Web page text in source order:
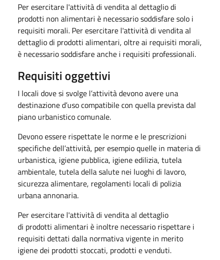
Per esercitare l'attività di vendita al dettaglio di
prodotti non alimentari è necessario soddisfare solo i
requisiti morali. Per esercitare l'attività di vendita al
dettaglio di prodotti alimentari, oltre ai requisiti morali,
è necessario soddisfare anche i requisiti professionali.
Requisiti oggettivi
I locali dove si svolge l’attività devono avere una
destinazione d’uso compatibile con quella prevista dal
piano urbanistico comunale.
Devono essere rispettate le norme e le prescrizioni
specifiche dell’attività, per esempio quelle in materia di
urbanistica, igiene pubblica, igiene edilizia, tutela
ambientale, tutela della salute nei luoghi di lavoro,
sicurezza alimentare, regolamenti locali di polizia
urbana annonaria.
Per esercitare l'attività di vendita al dettaglio
di prodotti alimentari è inoltre necessario rispettare i
requisiti dettati dalla normativa vigente in merito
igiene dei prodotti stoccati, prodotti e venduti.